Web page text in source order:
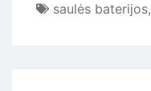
saulės baterijos,